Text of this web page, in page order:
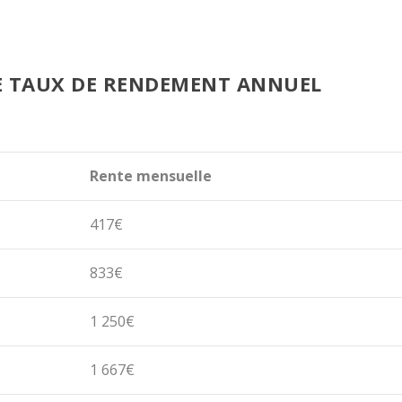
TAUX DE RENDEMENT ANNUEL
Rente mensuelle
417€
833€
1 250€
1 667€